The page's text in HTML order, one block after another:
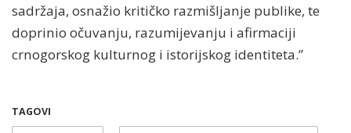
sadržaja, osnažio kritičko razmišljanje publike, te
doprinio očuvanju, razumijevanju i afirmaciji
crnogorskog kulturnog i istorijskog identiteta.”
TAGOVI